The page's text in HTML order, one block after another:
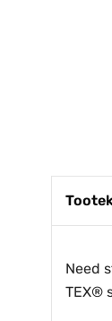
Need
TEX®